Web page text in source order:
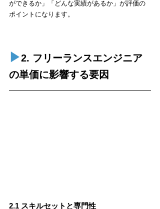
ができるか」「どんな実績があるか」が評価の
ポイントになります。
▶︎2. フリーランスエンジニア
の単価に影響する要因
2.1 スキルセットと専門性